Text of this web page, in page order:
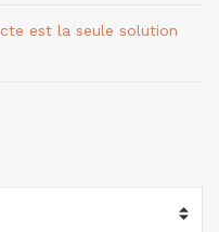
est la seule solution